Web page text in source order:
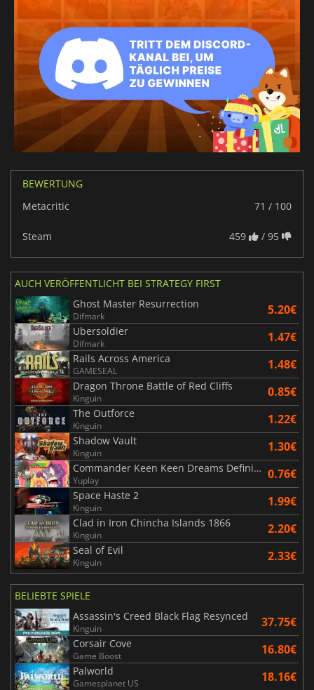
BEWERTUNG
Metacritic
71 / 100
Steam 459 / 95
AUCH VERÖFFENTLICHT BEI STRATEGY FIRST
Ghost Master Resurrection
Difmark 5.20€
Ubersoldier
Difmark 1.47€
Rails Across America
GAMESEAL 1.48€
Dragon Throne Battle of Red Cliffs
Kinguin 0.85€
The Outforce
Kinguin 1.22€
Shadow Vault
Kinguin 1.30€
Commander Keen Keen Dreams Definitive Edition
Yuplay 0.76€
Space Haste 2
Kinguin 1.99€
Clad in Iron Chincha Islands 1866
Kinguin 2.20€
Seal of Evil
Kinguin 2.33€
BELIEBTE SPIELE
Assassin's Creed Black Flag Resynced
Kinguin 37.75€
Corsair Cove
Game Boost 16.80€
Palworld
Gamesplanet US 18.16€